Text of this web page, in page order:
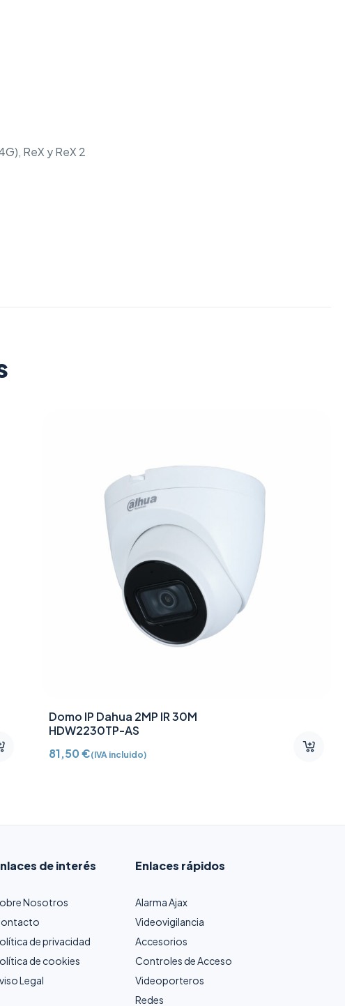
ReX y ReX 2
Llavero de acceso sin
de interés
Nosotros
de privacidad
de cookies
Legal
Enlaces rápidos
Alarma Ajax
Videovigilancia
Accesorios
Controles de Acceso
Videoporteros
Redes